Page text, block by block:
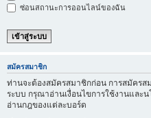
ซ่อนสถานะการออนไลน์ของฉัน
สมัครสมาชิก
ท่านจะต้องสมัครสมาชิกก่อน การสมัครส
ระบบ กรุณาอ่านเงื่อนไขการใช้งานและ
อ่านกฎของแต่ละบอร์ด